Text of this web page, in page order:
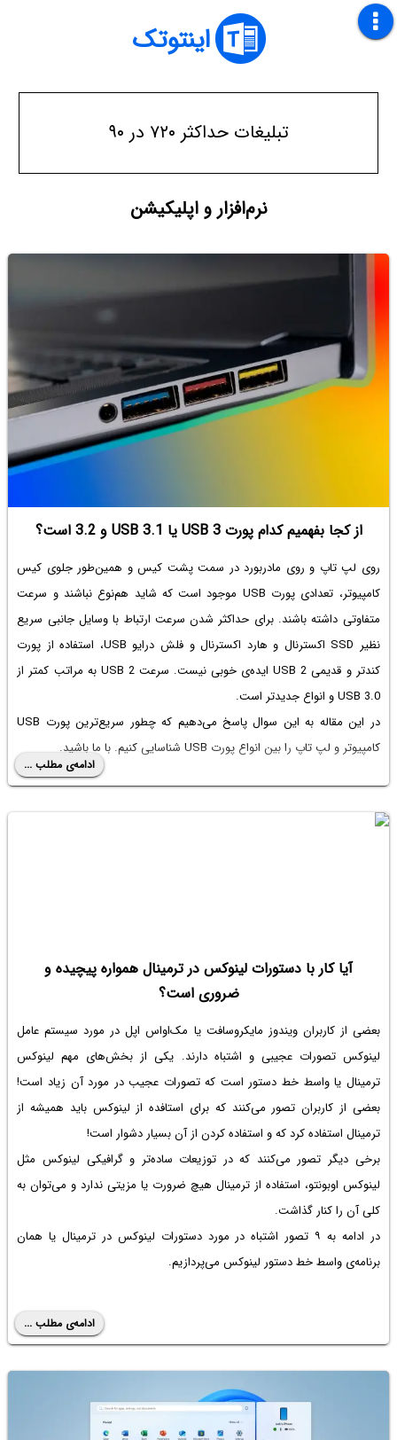
اینتوتک
تبلیغات حداکثر ۷۲۰ در ۹۰
نرم‌افزار و اپلیکیشن
از کجا بفهمیم کدام پورت USB 3 یا USB 3.1 و 3.2 است؟
روی لپ تاپ و روی مادربورد در سمت پشت کیس و همین‌طور جلوی کیس
کامپیوتر، تعدادی پورت USB موجود است که شاید هم‌نوع نباشند و سرعت
متفاوتی داشته باشند. برای حداکثر شدن سرعت ارتباط با وسایل جانبی سریع
نظیر SSD اکسترنال و هارد اکسترنال و فلش درایو USB، استفاده از پورت
کندتر و قدیمی USB 2 ایده‌ی خوبی نیست.
سرعت USB 2
به مراتب کمتر از
USB 3.0 و انواع جدیدتر است.
در این مقاله به این سوال پاسخ می‌دهیم که چطور سریع‌ترین پورت USB
کامپیوتر و لپ تاپ را بین انواع پورت USB شناسایی کنیم. با ما باشید.
ادامه‌ی مطلب ...
آیا کار با دستورات لینوکس در ترمینال همواره پیچیده و
ضروری است؟
بعضی از کاربران ویندوز مایکروسافت یا مک‌او‌اس اپل در مورد سیستم عامل
لینوکس تصورات عجیبی و اشتباه دارند. یکی از بخش‌های مهم لینوکس
ترمینال یا واسط خط دستور است که تصورات عجیب در مورد آن زیاد است!
بعضی از کاربران تصور می‌کنند که برای استافده از لینوکس باید همیشه از
ترمینال استفاده کرد که و استفاده کردن از آن بسیار دشوار است!
برخی دیگر تصور می‌کنند که در توزیعات ساده‌تر و گرافیکی لینوکس مثل
لینوکس اوبونتو، استفاده از ترمینال هیچ ضرورت یا مزیتی ندارد و می‌توان به
کلی آن را کنار گذاشت.
در ادامه به ۹ تصور اشتباه در مورد دستورات لینوکس در ترمینال یا همان
برنامه‌ی واسط خط دستور لینوکس می‌پردازیم.
ادامه‌ی مطلب ...